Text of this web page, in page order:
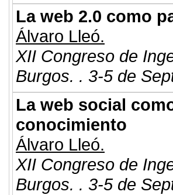
La web 2.0 como
Álvaro Lleó.
XII Congreso de
Burgos. . 3-5 de
La web social
conocimiento
Álvaro Lleó.
XII Congreso de
Burgos. . 3-5 de